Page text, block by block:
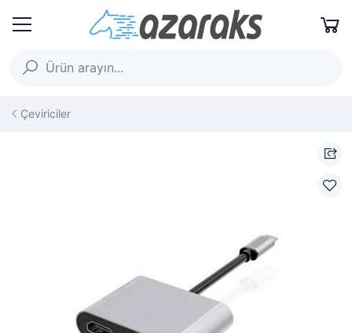
Çeviriciler